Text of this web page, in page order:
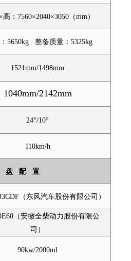
：7560×2040×3050（mm）
5650kg 整备质量：5325kg
1521mm/1498mm
1040mm/2142mm
24°/10°
110km/h
盘 配 置
（东风汽车股份有限公司）
（安徽全柴动力股份有限公
司）
90kw/2000ml